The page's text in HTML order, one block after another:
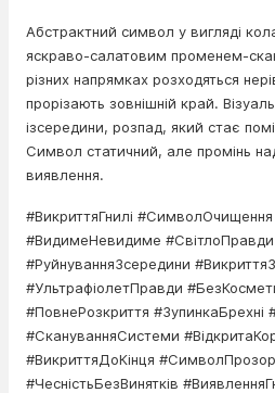
Абстрактний символ у вигляді
яскраво-салатовим променем-
різних напрямках розходяться
прорізають зовнішній край.
ізсередини, розпад, який стає
Символ статичний, але промінь
виявлення.
#ВикриттяГнилі #СимволОчищення
#ВидимеНевидиме
#РуйнуванняЗсередини
#УльтрафіолетПравди
#ПовнеРозкриття
#СкануванняСистеми
#ВикриттяДоКінця
#ЧесністьБезВинятків